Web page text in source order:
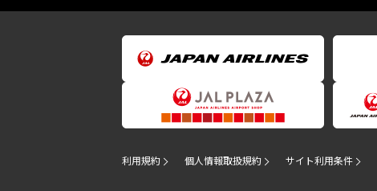
利用規約 個人情報取扱規約 サイト利用条件